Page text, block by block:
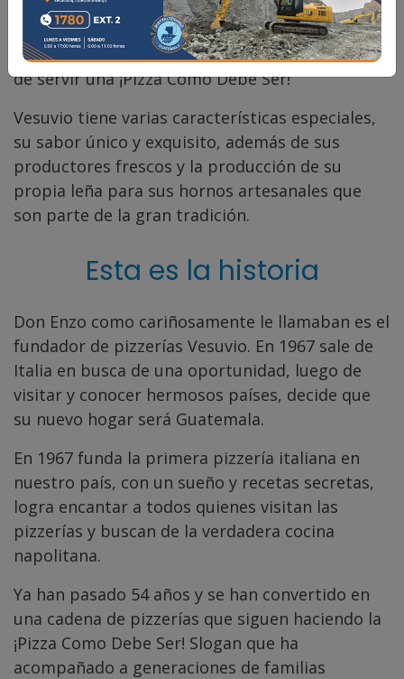
Este 10 de marzo del 2021, Pizza Vesuvio está de
manteles largos: cumple 54 años de fundación y
de servir una ¡Pizza Como Debe Ser!
Vesuvio tiene varias características especiales,
su sabor único y exquisito, además de sus
productores frescos y la producción de su
propia leña para sus hornos artesanales que
son parte de la gran tradición.
Esta es la historia
Don Enzo como cariñosamente le llamaban es el
fundador de pizzerías Vesuvio. En 1967 sale de
Italia en busca de una oportunidad, luego de
visitar y conocer hermosos países, decide que
su nuevo hogar será Guatemala.
En 1967 funda la primera pizzería italiana en
nuestro país, con un sueño y recetas secretas,
logra encantar a todos quienes visitan las
pizzerías y buscan de la verdadera cocina
napolitana.
Ya han pasado 54 años y se han convertido en
una cadena de pizzerías que siguen haciendo la
¡Pizza Como Debe Ser! Slogan que ha
acompañado a generaciones de familias